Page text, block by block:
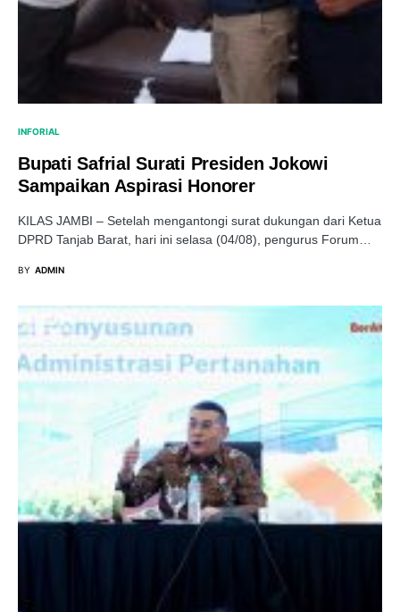
INFORIAL
Bupati Safrial Surati Presiden Jokowi
Sampaikan Aspirasi Honorer
KILAS JAMBI – Setelah mengantongi surat dukungan dari Ketua
DPRD Tanjab Barat, hari ini selasa (04/08), pengurus Forum…
BY ADMIN